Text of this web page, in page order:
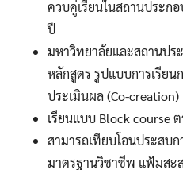
ควบคู่เรียนในสถานประก
ปี
มหาวิทยาลัยและสถานป
หลักสูตร รูปแบบการเรียน
ประเมินผล (Co-creation)
เรียนแบบ Block course
สามารถเทียบโอนประสบ
มาตรฐานวิชาชีพ แฟ้มสะ